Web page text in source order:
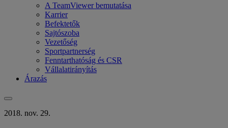
A TeamViewer bemutatása
Karrier
Befektetők
Sajtószoba
Vezetőség
Sportpartnerség
Fenntarthatóság és CSR
Vállalatirányítás
Árazás
2018. nov. 29.